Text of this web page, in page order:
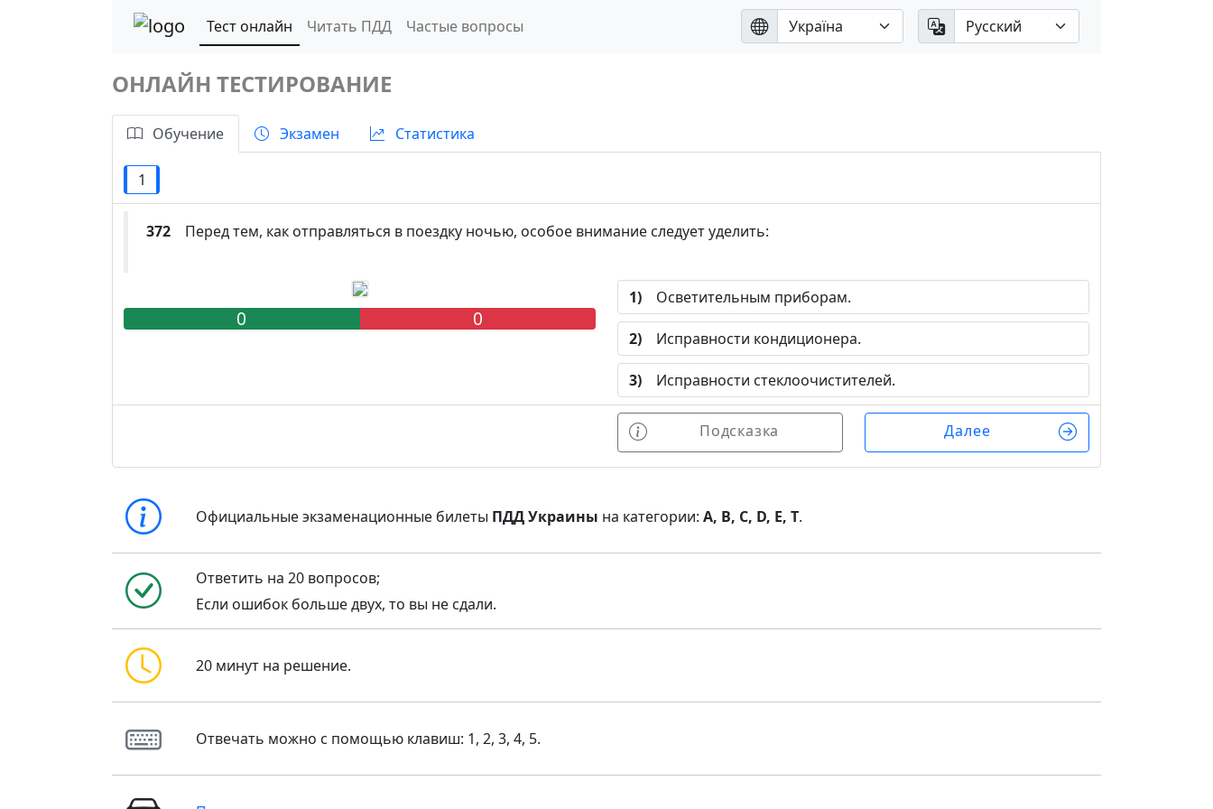
Тест онлайн Читать ПДД Частые вопросы
ОНЛАЙН ТЕСТИРОВАНИЕ
Обучение Экзамен Статистика
1
372 Перед тем, как отправляться в поездку ночью, особое внимание следует уделить:
0 0
1) Осветительным приборам.
2) Исправности кондиционера.
3) Исправности стеклоочистителей.
Подсказка Далее
Официальные экзаменационные билеты ПДД Украины на категории:A, B, C, D, E, T.
Ответить на 20 вопросов;
Если ошибок больше двух, то вы не сдали.
20 минут на решение.
Отвечать можно с помощью клавиш: 1, 2, 3, 4, 5.